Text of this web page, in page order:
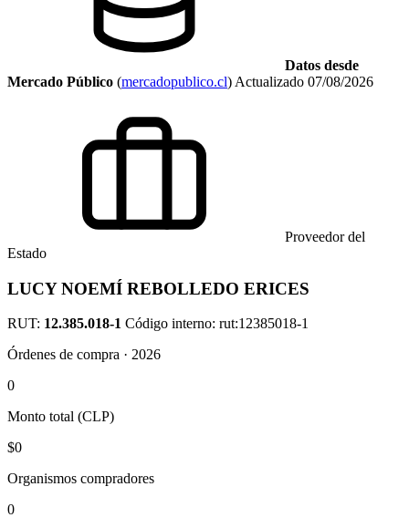
Datos desde
Mercado Público (mercadopublico.cl) Actualizado 07/08/2026
Proveedor del
Estado
LUCY NOEMÍ REBOLLEDO ERICES
RUT: 12.385.018-1 Código interno: rut:12385018-1
Órdenes de compra · 2026
0
Monto total (CLP)
$0
Organismos compradores
0